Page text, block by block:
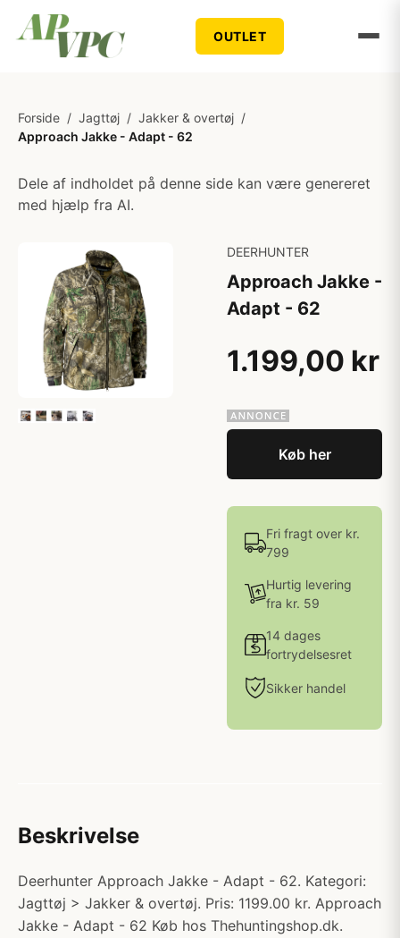
OUTLET
Forside / Jagttøj / Jakker & overtøj /
Approach Jakke - Adapt - 62
Dele af indholdet på denne side kan være genereret
med hjælp fra AI.
DEERHUNTER
Approach Jakke -
Adapt - 62
1.199,00 kr
Køb her
Fri fragt over kr.
799
Hurtig levering
fra kr. 59
14 dages
fortrydelsesret
Sikker handel
Beskrivelse
Deerhunter Approach Jakke - Adapt - 62. Kategori:
Jagttøj > Jakker & overtøj. Pris: 1199.00 kr. Approach
Jakke - Adapt - 62 Køb hos Thehuntingshop.dk.